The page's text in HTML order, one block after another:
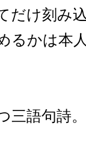
だけ刻み
るかは本
三語句詩